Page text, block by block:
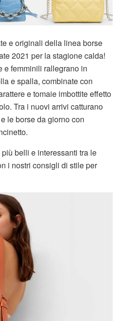
e originali della linea borse
2021 per la stagione calda!
e femminili rallegrano in
e spalla, combinate con
e tomaie imbottite effetto
Tra i nuovi arrivi catturano
le borse da giorno con
belli e interessanti tra le
i nostri consigli di stile per